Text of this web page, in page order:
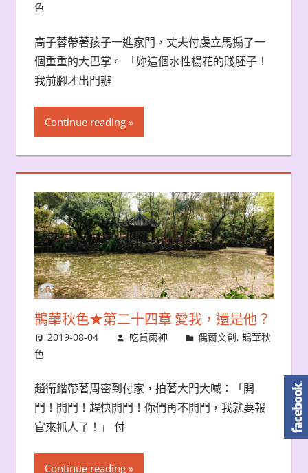
色
高子蓉帶著孩子一進家門，丈夫付虔立馬搧了一
個重重的大巴掌。 「妳這個水性楊花的賤胚子！
我前腳才出門辦
Continue reading
鵲華秋色★第二十四章 愛我，還是他？
2019-08-04 吃貨雨神 偶爾文創,鵲華秋
色
趙衛鍇帶著周密到付家，拍著大門大喊：「開
門！開門！趕快開門！你們再不開門，我就要報
官來抓人了！」 付
Continue reading